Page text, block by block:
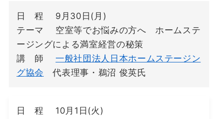
日 程 9月30日(月)
テーマ 空室等でお悩みの方へ ホームステ
ージングによる満室経営の秘策
講 師一般社団法人日本ホームステージン
グ協会 代表理事・鵜沼 俊英氏
日 程 10月1日(火)